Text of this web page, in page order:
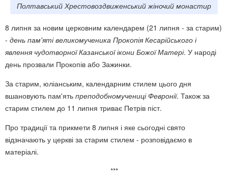
Полтавський Хрестовоздвиженський жіночий монастир
8 липня за новим церковним календарем (21 липня - за старим)
- день пам'яті великомученика Прокопія Кесарійського і
явлення чудотворної Казанської ікони Божої Матері. У народі
день прозвали Прокопів або Зажинки.
За старим, юліанським, календарним стилем цього дня
вшановують пам'ять преподобномучениці Февронії. Також за
старим стилем до 11 липня триває Петрів піст.
Про традиції та прикмети 8 липня і яке сьогодні свято
відзначають у церкві за старим стилем - розповідаємо в
матеріалі.
***